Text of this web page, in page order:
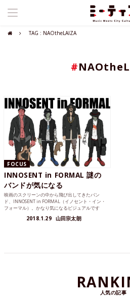
TAG : NAOtheLAIZA
#
FOCUS
INNOSENT in FORMAL 謎の
バンドが気になる
映画のスクリーンの中から飛び出してきたバン
ド、INNOSENT in FORMAL（イノセント・イン・
フォーマル）。かなり気になるビジュアルです
ね。どんなバンドなのか調べてみたら……。
2018.1.29 山田宗太朗
人気の記事